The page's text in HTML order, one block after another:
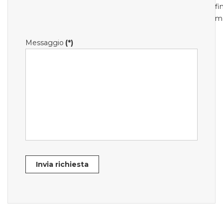
Messaggio (*)
Invia richiesta